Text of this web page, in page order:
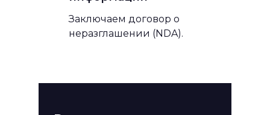
Заключаем договор о
неразглашении (NDA).